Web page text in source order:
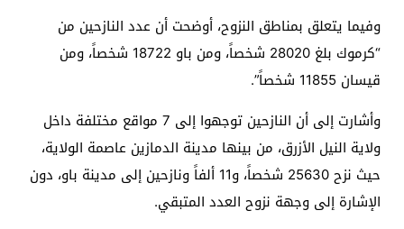
وفيما يتعلق بمناطق النزوح، أوضحت أن عدد النازحين من
“كرموك بلغ 28020 شخصاً، ومن باو 18722 شخصاً، ومن
قيسان 11855 شخصاً”.
وأشارت إلى أن النازحين توجهوا إلى 7 مواقع مختلفة داخل
ولاية النيل الأزرق، من بينها مدينة الدمازين عاصمة الولاية،
حيث نزح 25630 شخصاً، و11 ألفاً ونازحين إلى مدينة باو، دون
الإشارة إلى وجهة نزوح العدد المتبقي.